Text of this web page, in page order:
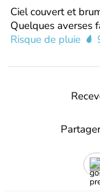
Ciel couvert et
Quelques averses
Risque de pluie
Partager